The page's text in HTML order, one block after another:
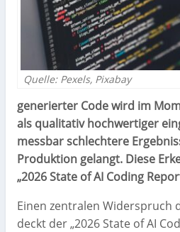
Quelle: Pexels, Pixabay
generierter Code wird im
als qualitativ hochwertiger
messbar schlechtere
Produktion gelangt. Diese
„2026 State of AI Coding
Einen zentralen Widerspruch
deckt der „2026 State of AI